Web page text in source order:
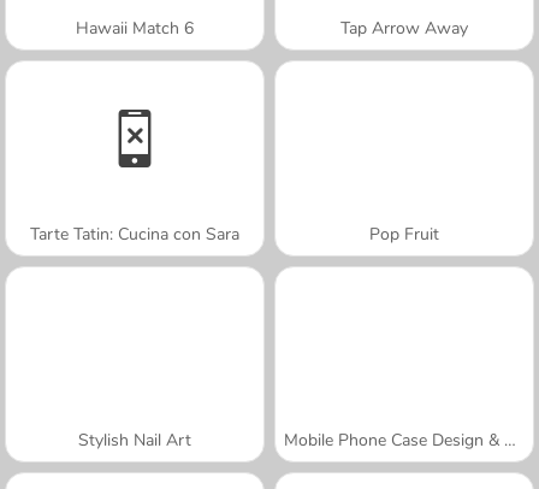
Hawaii Match 6 Tap Arrow Away
Tarte Tatin: Cucina con Sara Pop Fruit
Stylish Nail Art Mobile Phone Case Design & DIY